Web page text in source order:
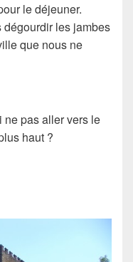
le déjeuner.
les jambes
que nous ne
pas aller vers le
haut ?